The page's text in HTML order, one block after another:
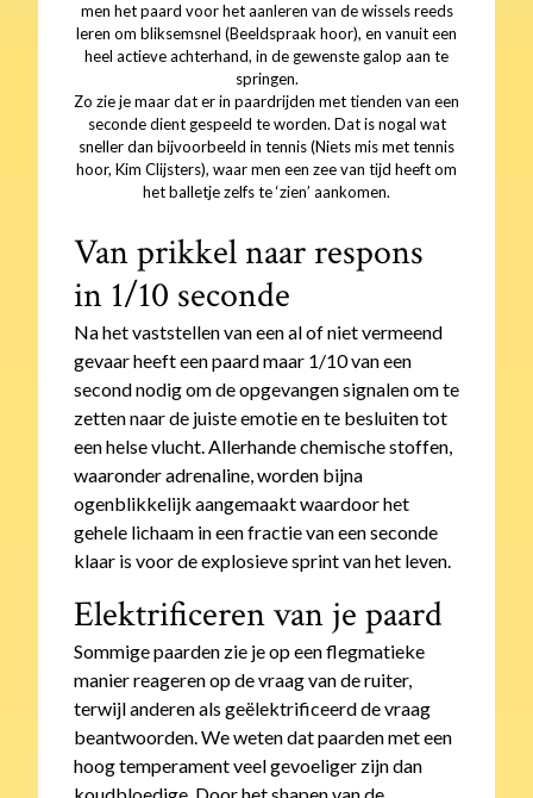
men het paard voor het aanleren van de wissels reeds
leren om bliksemsnel (Beeldspraak hoor), en vanuit een
heel actieve achterhand, in de gewenste galop aan te
springen.
Zo zie je maar dat er in paardrijden met tienden van een
seconde dient gespeeld te worden. Dat is nogal wat
sneller dan bijvoorbeeld in tennis (Niets mis met tennis
hoor, Kim Clijsters), waar men een zee van tijd heeft om
het balletje zelfs te ‘zien’ aankomen.
Van prikkel naar respons
in 1/10 seconde
Na het vaststellen van een al of niet vermeend
gevaar heeft een paard maar 1/10 van een
second nodig om de opgevangen signalen om te
zetten naar de juiste emotie en te besluiten tot
een helse vlucht. Allerhande chemische stoffen,
waaronder adrenaline, worden bijna
ogenblikkelijk aangemaakt waardoor het
gehele lichaam in een fractie van een seconde
klaar is voor de explosieve sprint van het leven.
Elektrificeren van je paard
Sommige paarden zie je op een flegmatieke
manier reageren op de vraag van de ruiter,
terwijl anderen als geëlektrificeerd de vraag
beantwoorden. We weten dat paarden met een
hoog temperament veel gevoeliger zijn dan